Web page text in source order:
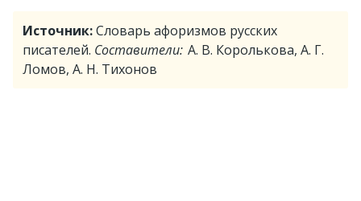
Источник:Словарь афоризмов русских
писателей. Составители: А. В. Королькова, А. Г.
Ломов, А. Н. Тихонов